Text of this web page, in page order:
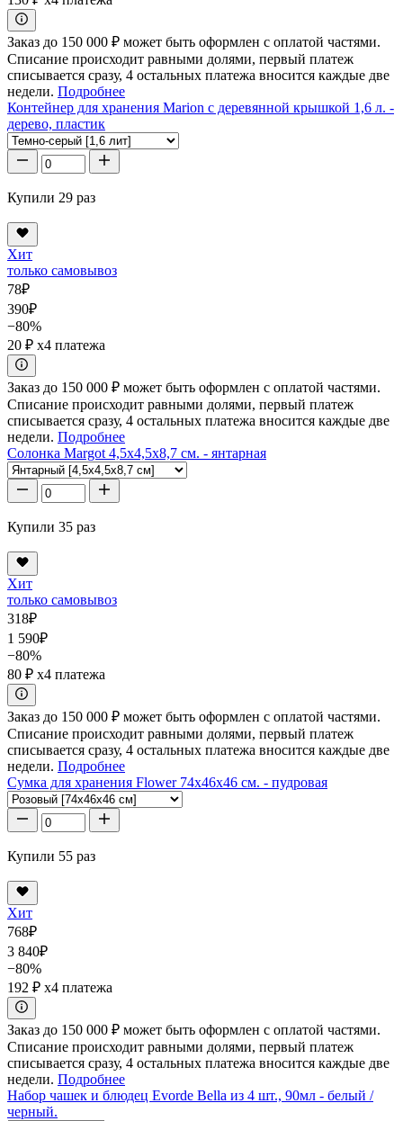
Заказ до 150 000 ₽ может быть оформлен с оплатой частями.
Списание происходит равными долями, первый платеж
списывается сразу, 4 остальных платежа вносится каждые две
недели. Подробнее
Контейнер для хранения Marion с деревянной крышкой 1,6 л. -
дерево, пластик
Купили 29 раз
Хит
только самовывоз
78₽
390₽
−80%
20 ₽ x4 платежа
Заказ до 150 000 ₽ может быть оформлен с оплатой частями.
Списание происходит равными долями, первый платеж
списывается сразу, 4 остальных платежа вносится каждые две
недели. Подробнее
Солонка Margot 4,5x4,5x8,7 см. - янтарная
Купили 35 раз
Хит
только самовывоз
318₽
1 590₽
−80%
80 ₽ x4 платежа
Заказ до 150 000 ₽ может быть оформлен с оплатой частями.
Списание происходит равными долями, первый платеж
списывается сразу, 4 остальных платежа вносится каждые две
недели. Подробнее
Сумка для хранения Flower 74x46x46 см. - пудровая
Купили 55 раз
Хит
768₽
3 840₽
−80%
192 ₽ x4 платежа
Заказ до 150 000 ₽ может быть оформлен с оплатой частями.
Списание происходит равными долями, первый платеж
списывается сразу, 4 остальных платежа вносится каждые две
недели. Подробнее
Набор чашек и блюдец Evorde Bella из 4 шт., 90мл - белый /
черный.